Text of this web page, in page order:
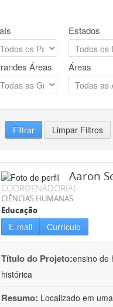
Estados
Áreas Áreas
Filtrar Limpar Filtros
Aaron
COORDENADOR(A)
CIÊNCIAS HUMANAS
Educação
E-mail Currículo
Título do Projeto:ensino de
histórica
Resumo: Localizado em